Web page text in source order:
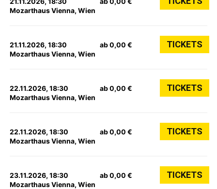
Mozarthaus Vienna, Wien
21.11.2026, 18:30
Mozarthaus Vienna, Wien
ab 0,00 € TICKETS
22.11.2026, 18:30
Mozarthaus Vienna, Wien
ab 0,00 € TICKETS
22.11.2026, 18:30
Mozarthaus Vienna, Wien
ab 0,00 € TICKETS
23.11.2026, 18:30
Mozarthaus Vienna, Wien
ab 0,00 € TICKETS